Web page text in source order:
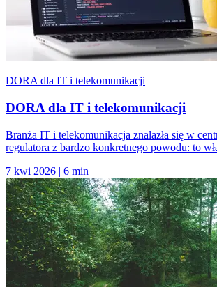
DORA dla IT i telekomunikacji
DORA dla IT i telekomunikacji
Branża IT i telekomunikacja znalazła się w
regulatora z bardzo konkretnego powodu: to
7 kwi 2026 | 6 min